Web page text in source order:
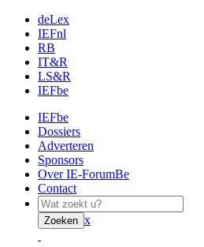
deLex
IEFnl
RB
IT&R
LS&R
IEFbe
IEFbe
Dossiers
Adverteren
Sponsors
Over IE-ForumBe
Contact
Zoeken x